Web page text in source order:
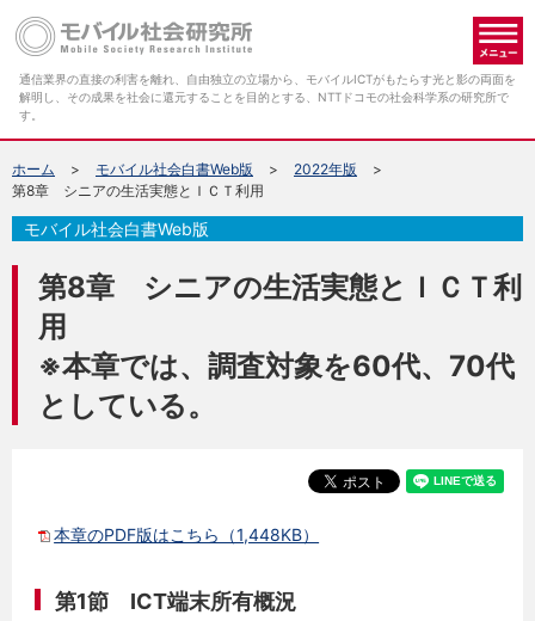
通信業界の直接の利害を離れ、自由独立の立場から、モバイルICTがもたらす光と影の両面を
解明し、その成果を社会に還元することを目的とする、NTTドコモの社会科学系の研究所で
す。
ホーム モバイル社会白書Web版
2022年版
第8章 シニアの生活実態とＩＣＴ利用
第8章 シニアの生活実態とＩＣＴ利
用
※本章では、調査対象を60代、70代
としている。
モバイル社会白書Web版
本章のPDF版はこちら（1,448KB）
第1節 ICT端末所有概況